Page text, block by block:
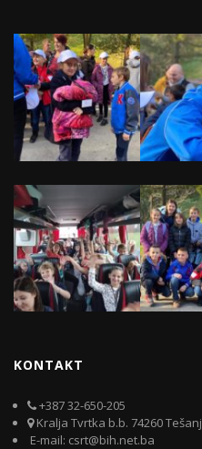
KONTAKT
+387 32-650-205
Kralja Tvrtka b.b. 74260 Tešanj
E-mail: csrt@bih.net.ba